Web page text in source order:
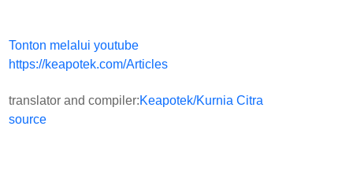
Tonton melalui youtube
https://keapotek.com/Articles
translator and compiler:Keapotek/Kurnia Citra
source